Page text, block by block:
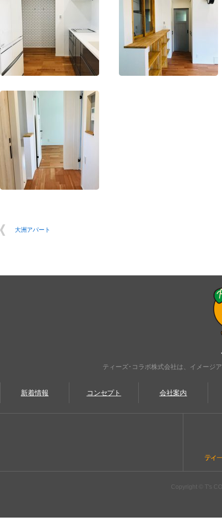
大洲アパート
ティーズ･コラボ株式会社は、イメージ
新着情報 コンセプト 会社案内
Copyright © T's